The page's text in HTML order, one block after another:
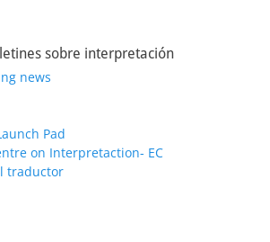
sobre interpretación
news
Pad
on Interpretaction- EC
traductor